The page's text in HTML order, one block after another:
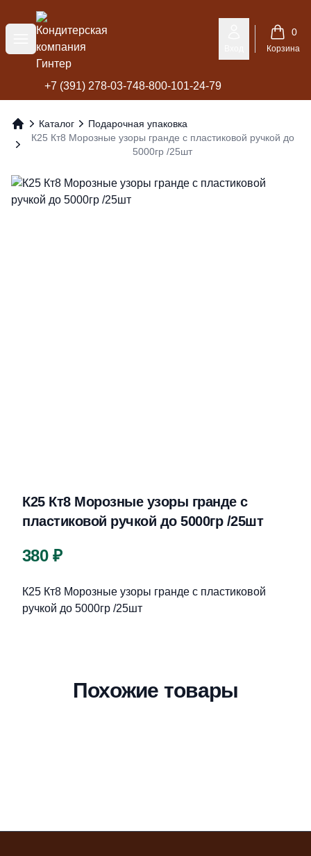
Меню
Кондитерская компания Гинтер
0
Корзина
+7 (391) 278-03-748-800-101-24-79
Главная
Каталог
Подарочная упаковка
К25 Кт8 Морозные узоры гранде с пластиковой ручкой до
5000гр /25шт
К25 Кт8 Морозные узоры гранде с
пластиковой ручкой до 5000гр /25шт
380 ₽
Описание
К25 Кт8 Морозные узоры гранде с пластиковой
ручкой до 5000гр /25шт
Похожие товары